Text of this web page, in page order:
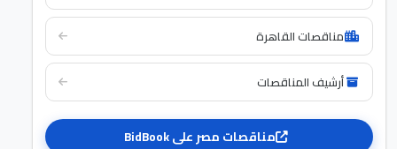
مناقصات القاهرة
أرشيف المناقصات
مناقصات مصر على BidBook